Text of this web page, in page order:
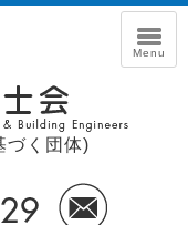
づく団体)